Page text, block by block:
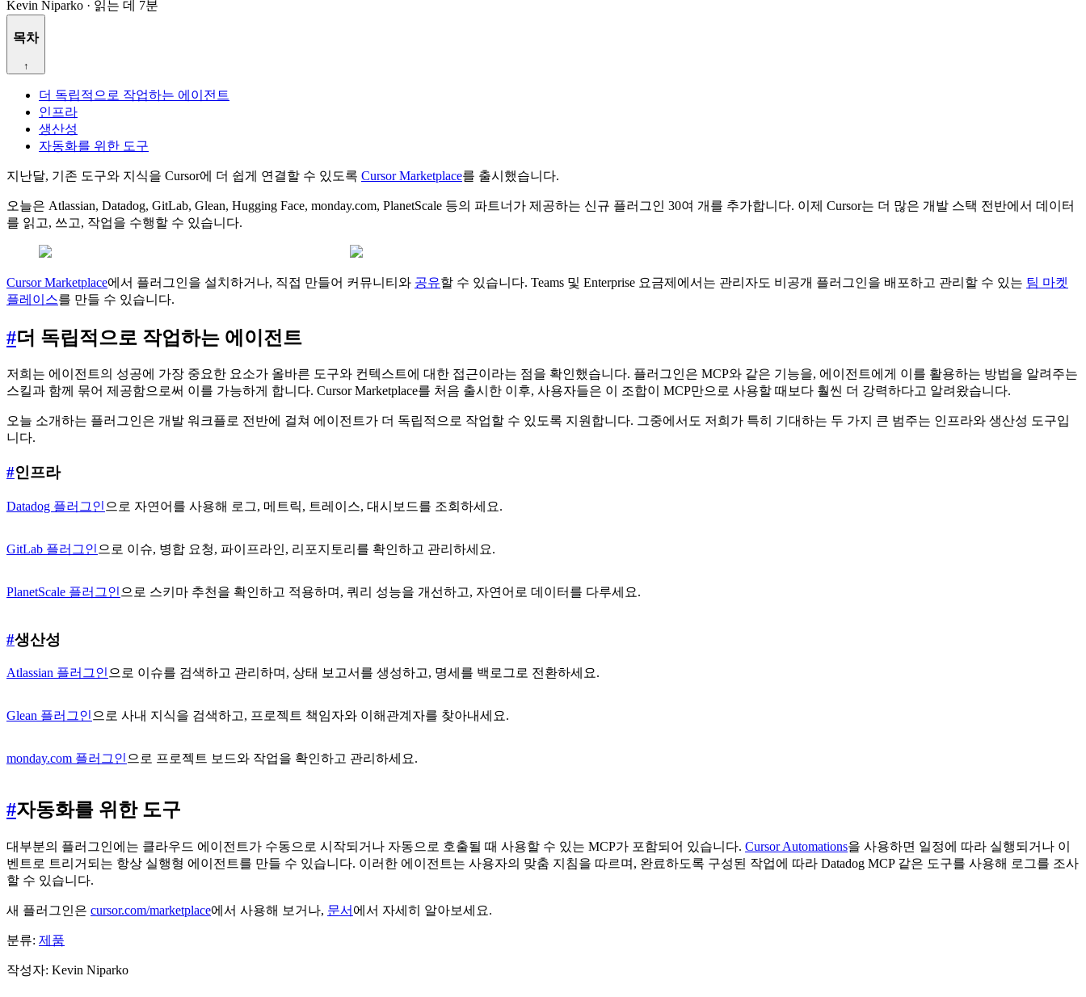
Kevin Niparko · 읽는 데 7분
목차
↑
더 독립적으로 작업하는 에이전트
인프라
생산성
자동화를 위한 도구
지난달, 기존 도구와 지식을 Cursor에 더 쉽게 연결할 수 있도록 Cursor Marketplace를 출시했습니다.
오늘은 Atlassian, Datadog, GitLab, Glean, Hugging Face, monday.com, PlanetScale 등의 파트너가 제공하는 신규 플러그인 30여 개를 추가합니다. 이제 Cursor는 더 많은 개발 스택 전반에서 데이터
를 읽고, 쓰고, 작업을 수행할 수 있습니다.
Cursor Marketplace에서 플러그인을 설치하거나, 직접 만들어 커뮤니티와 공유할 수 있습니다. Teams 및 Enterprise 요금제에서는 관리자도 비공개 플러그인을 배포하고 관리할 수 있는 팀 마켓
플레이스를 만들 수 있습니다.
#더 독립적으로 작업하는 에이전트
저희는 에이전트의 성공에 가장 중요한 요소가 올바른 도구와 컨텍스트에 대한 접근이라는 점을 확인했습니다. 플러그인은 MCP와 같은 기능을, 에이전트에게 이를 활용하는 방법을 알려주는
스킬과 함께 묶어 제공함으로써 이를 가능하게 합니다. Cursor Marketplace를 처음 출시한 이후, 사용자들은 이 조합이 MCP만으로 사용할 때보다 훨씬 더 강력하다고 알려왔습니다.
오늘 소개하는 플러그인은 개발 워크플로 전반에 걸쳐 에이전트가 더 독립적으로 작업할 수 있도록 지원합니다. 그중에서도 저희가 특히 기대하는 두 가지 큰 범주는 인프라와 생산성 도구입
니다.
#인프라
Datadog 플러그인 으로 자연어를 사용해 로그, 메트릭, 트레이스, 대시보드를 조회하세요.
GitLab 플러그인 으로 이슈, 병합 요청, 파이프라인, 리포지토리를 확인하고 관리하세요.
PlanetScale 플러그인 으로 스키마 추천을 확인하고 적용하며, 쿼리 성능을 개선하고, 자연어로 데이터를 다루세요.
#생산성
Atlassian 플러그인 으로 이슈를 검색하고 관리하며, 상태 보고서를 생성하고, 명세를 백로그로 전환하세요.
Glean 플러그인 으로 사내 지식을 검색하고, 프로젝트 책임자와 이해관계자를 찾아내세요.
monday.com 플러그인 으로 프로젝트 보드와 작업을 확인하고 관리하세요.
#자동화를 위한 도구
대부분의 플러그인에는 클라우드 에이전트가 수동으로 시작되거나 자동으로 호출될 때 사용할 수 있는 MCP가 포함되어 있습니다. Cursor Automations을 사용하면 일정에 따라 실행되거나 이
벤트로 트리거되는 항상 실행형 에이전트를 만들 수 있습니다. 이러한 에이전트는 사용자의 맞춤 지침을 따르며, 완료하도록 구성된 작업에 따라 Datadog MCP 같은 도구를 사용해 로그를 조사
할 수 있습니다.
새 플러그인은 cursor.com/marketplace에서 사용해 보거나, 문서 에서 자세히 알아보세요.
분류: 제품
작성자: Kevin Niparko